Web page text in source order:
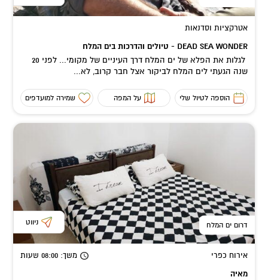
אטרקציות וסדנאות
DEAD SEA WONDER - טיולים והדרכות בים המלח
לגלות את הפלא של ים המלח דרך העיניים של מקומי... לפני 20
שנה הגעתי לים המלח לביקור אצל חבר קרוב, לא...
הוספה לטיול שלי על המפה שמירה למועדפים
דרום ים המלח ניווט
אירוח כפרי משך: 08:00 שעות
מאיה